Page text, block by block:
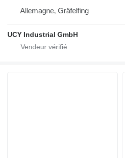
Allemagne, Gräfelfing
UCY Industrial GmbH